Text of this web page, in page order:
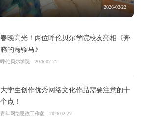
2026-02-22
春晚高光！两位呼伦贝尔学院校友亮相《奔
腾的海骝马》
呼伦贝尔学院 2026-02-21
大学生创作优秀网络文化作品需要注意的十
个点！
青年网络思政工作室 2026-02-27